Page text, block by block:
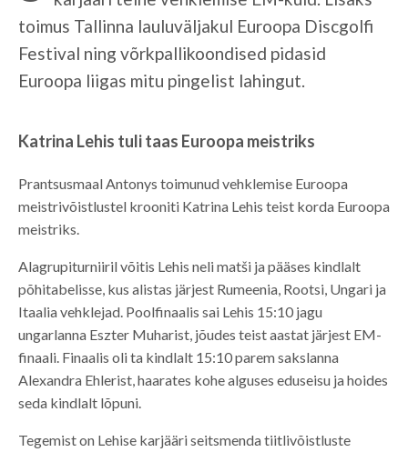
toimus Tallinna lauluväljakul Euroopa Discgolfi
Festival ning võrkpallikoondised pidasid
Euroopa liigas mitu pingelist lahingut.
Katrina Lehis tuli taas Euroopa meistriks
Prantsusmaal Antonys toimunud vehklemise Euroopa
meistrivõistlustel krooniti Katrina Lehis teist korda Euroopa
meistriks.
Alagrupiturniiril võitis Lehis neli matši ja pääses kindlalt
põhitabelisse, kus alistas järjest Rumeenia, Rootsi, Ungari ja
Itaalia vehklejad. Poolfinaalis sai Lehis 15:10 jagu
ungarlanna Eszter Muharist, jõudes teist aastat järjest EM-
finaali. Finaalis oli ta kindlalt 15:10 parem sakslanna
Alexandra Ehlerist, haarates kohe alguses eduseisu ja hoides
seda kindlalt lõpuni.
Tegemist on Lehise karjääri seitsmenda tiitlivõistluste